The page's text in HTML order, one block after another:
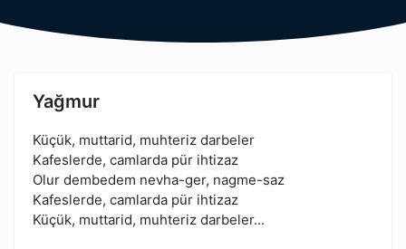
Yağmur
Küçük, muttarid, muhteriz darbeler
Kafeslerde, camlarda pür ihtizaz
Olur dembedem nevha-ger, nagme-saz
Kafeslerde, camlarda pür ihtizaz
Küçük, muttarid, muhteriz darbeler...